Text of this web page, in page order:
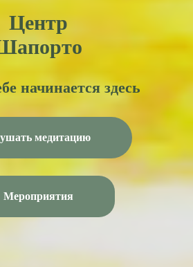
Центр
начинается здесь
медитацию
Мероприятия